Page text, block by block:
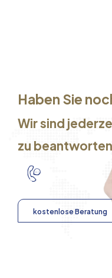
Haben Sie
Wir sind
zu
kostenlose Beratung